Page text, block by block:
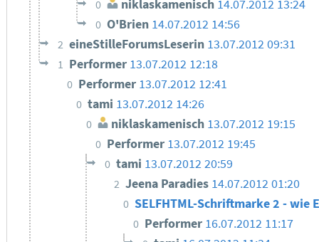
0 niklaskamenisch 14.07.2012 13:24
0 O'Brien 14.07.2012 14:56
2 eineStilleForumsLeserin 13.07.2012 09:31
1 Performer 13.07.2012 12:18
0 Performer 13.07.2012 12:41
0 tami 13.07.2012 14:26
0 niklaskamenisch 13.07.2012 19:15
0 Performer 13.07.2012 19:45
0 tami 13.07.2012 20:59
2 Jeena Paradies 14.07.2012 01:20
0 SELFHTML-Schriftmarke 2 - wie
0 Performer 16.07.2012 11:17